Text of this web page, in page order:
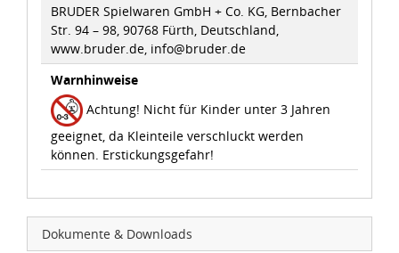
BRUDER Spielwaren GmbH + Co. KG, Bernbacher
Str. 94 – 98, 90768 Fürth, Deutschland,
www.bruder.de, info@bruder.de
Warnhinweise
Achtung! Nicht für Kinder unter 3 Jahren
geeignet, da Kleinteile verschluckt werden
können. Erstickungsgefahr!
Dokumente & Downloads